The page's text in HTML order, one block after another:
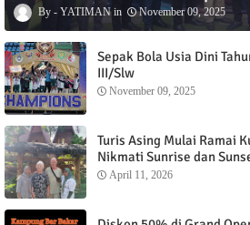
YATIMAN November 09, 2025
Sepak Bola Usia Dini
III/Slw
November 09, 2025
Turis Asing Mulai Ramai
Nikmati Sunrise dan
Menganti Cottage
April 11, 2026